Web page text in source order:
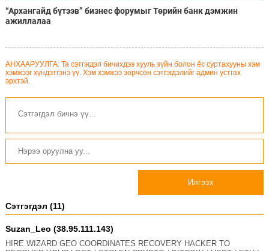
“Архангайд бүтээв” бизнес форумыг Төрийн банк дэмжин
ажиллалаа
АНХААРУУЛГА: Та сэтгэгдэл бичихдээ хууль зүйн болон ёс суртахууны хэм
хэмжээг хүндэтгэнэ үү. Хэм хэмжээ зөрчсөн сэтгэгдэлийг админ устгах
эрхтэй.
Илгээх
Сэтгэгдэл (11)
Suzan_Leo (38.95.111.143)
HIRE WIZARD GEO COORDINATES RECOVERY HACKER TO